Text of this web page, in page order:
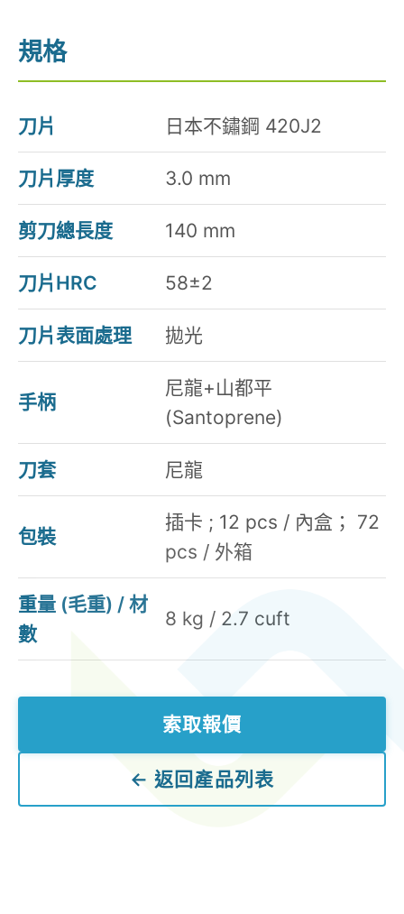
規格
刀片 日本不鏽鋼 420J2
刀片厚度 3.0 mm
剪刀總長度 140 mm
刀片HRC 58±2
刀片表面處理 拋光
手柄
尼龍+山都平
(Santoprene)
刀套 尼龍
包裝
插卡 ; 12 pcs / 內盒； 72
pcs / 外箱
重量 (毛重) / 材
數
8 kg / 2.7 cuft
索取報價
← 返回產品列表